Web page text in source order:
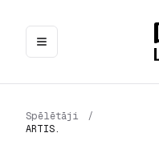
Spēlētāji
/
ARTIS.